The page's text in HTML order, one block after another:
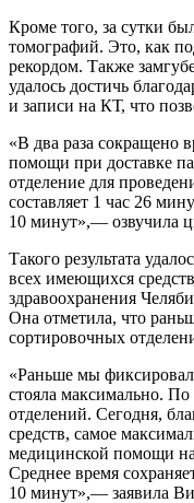
Кроме того, за сутки
томографий. Это, как
рекордом. Также
удалось достичь
и записи на КТ, что
«В два раза сокращено
помощи при доставке
отделение для
составляет 1 час 26
10 минут»,— озвучила
Такого результата
всех имеющихся
здравоохранения
Она отметила, что
сортировочных
«Раньше мы
стояла максимально.
отделений. Сегодня,
средств, самое
медицинской помощи
Среднее время
10 минут»,— заявила